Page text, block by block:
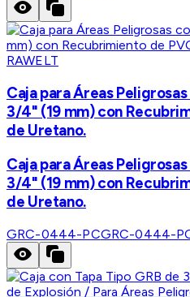
RAWELT
Caja para Áreas
3/4" (19 mm) con
de Uretano.
Caja para Áreas
3/4" (19 mm) con
de Uretano.
GRC-0444-PCGRC-0444-